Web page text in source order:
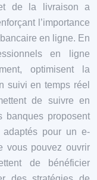
et de la livraison a
l’importance
en ligne. En
en ligne
optimisent la
suivi en temps réel
de suivre en
banques proposent
pour un e-
vous pouvez ouvrir
de bénéficier